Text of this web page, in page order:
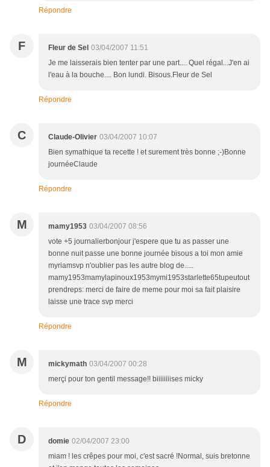
Répondre
F Fleur de Sel 03/04/2007 11:51
Je me laisserais bien tenter par une part.... Quel régal...J'en ai
l'eau à la bouche.... Bon lundi. Bisous.Fleur de Sel
Répondre
C Claude-Olivier 03/04/2007 10:07
Bien symathique ta recette ! et surement très bonne ;-)Bonne
journéeClaude
Répondre
M mamy1953 03/04/2007 08:56
vote +5 journalierbonjour j'espere que tu as passer une
bonne nuit passe une bonne journée bisous a toi mon amie
myriamsvp n'oublier pas les autre blog de.....
mamy1953mamylapinoux1953mymi1953starlette65tupeutout
prendreps: merci de faire de meme pour moi sa fait plaisire
laisse une trace svp merci
Répondre
M mickymath 03/04/2007 00:28
merçi pour ton gentil message!! biiiiiiiises micky
Répondre
D domie 02/04/2007 23:00
miam ! les crêpes pour moi, c'est sacré !Normal, suis bretonne